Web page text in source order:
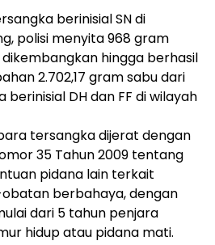
berinisial SN di
polisi menyita 968 gram
hingga berhasil
2.702,17 gram sabu dari
DH dan FF di wilayah
tersangka dijerat dengan
35 Tahun 2009 tentang
pidana lain terkait
berbahaya, dengan
dari 5 tahun penjara
hidup atau pidana mati.